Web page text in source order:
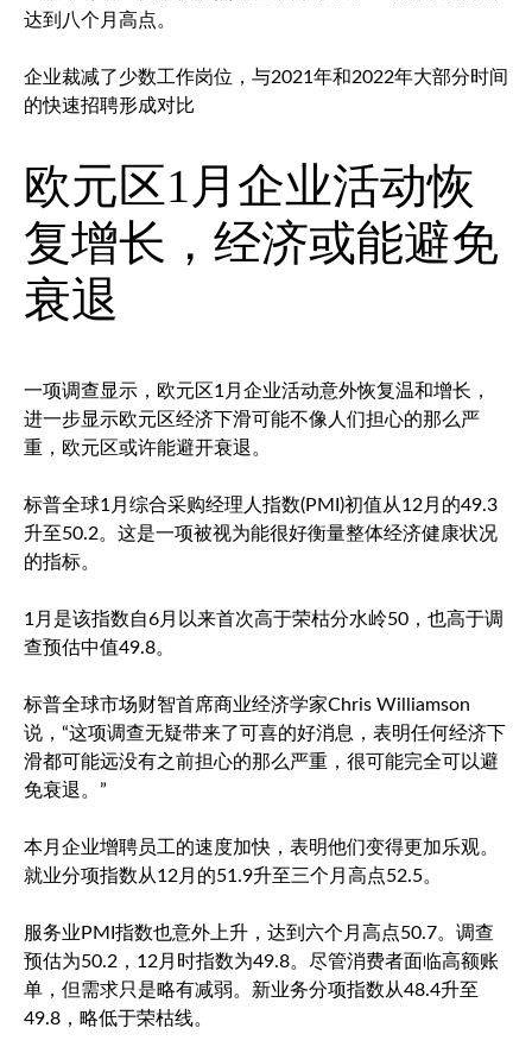
达到八个月高点。
企业裁减了少数工作岗位，与2021年和2022年大部分时间
的快速招聘形成对比
欧元区1月企业活动恢
复增长，经济或能避免
衰退
一项调查显示，欧元区1月企业活动意外恢复温和增长，
进一步显示欧元区经济下滑可能不像人们担心的那么严
重，欧元区或许能避开衰退。
标普全球1月综合采购经理人指数(PMI)初值从12月的49.3
升至50.2。这是一项被视为能很好衡量整体经济健康状况
的指标。
1月是该指数自6月以来首次高于荣枯分水岭50，也高于调
查预估中值49.8。
标普全球市场财智首席商业经济学家Chris Williamson
说，“这项调查无疑带来了可喜的好消息，表明任何经济下
滑都可能远没有之前担心的那么严重，很可能完全可以避
免衰退。”
本月企业增聘员工的速度加快，表明他们变得更加乐观。
就业分项指数从12月的51.9升至三个月高点52.5。
服务业PMI指数也意外上升，达到六个月高点50.7。调查
预估为50.2，12月时指数为49.8。尽管消费者面临高额账
单，但需求只是略有减弱。新业务分项指数从48.4升至
49.8，略低于荣枯线。